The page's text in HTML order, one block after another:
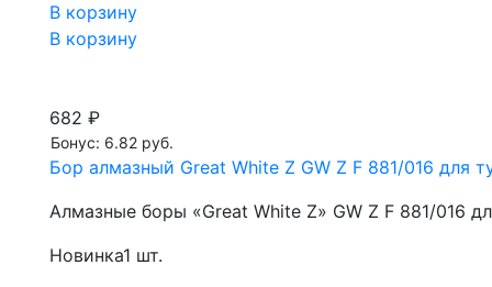
В корзину
В корзину
682 ₽
Бонус: 6.82 руб.
Бор алмазный Great White Z GW Z F 881/016 для
Алмазные боры «Great White Z» GW Z F 881/016
Новинка1 шт.